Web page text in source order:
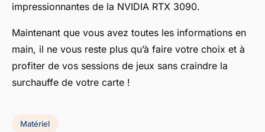
impressionnantes de la NVIDIA RTX 3090.
Maintenant que vous avez toutes les informations en
main, il ne vous reste plus qu’à faire votre choix et à
profiter de vos sessions de jeux sans craindre la
surchauffe de votre carte !
Matériel